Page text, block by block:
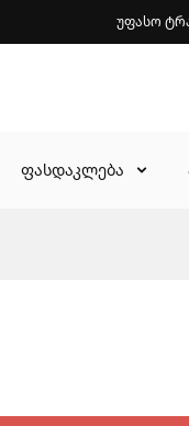
უფასო
ფასდაკლება